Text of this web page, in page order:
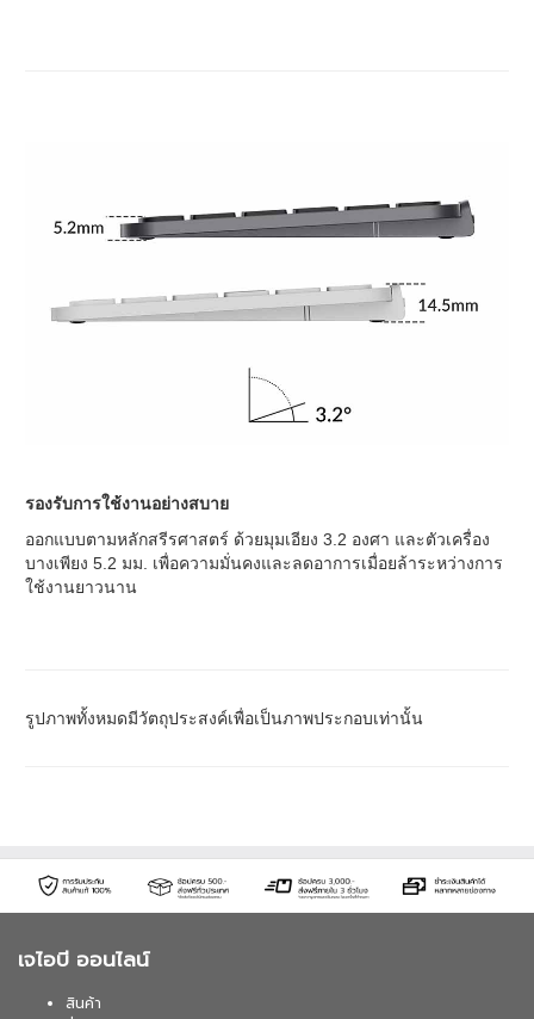
รองรับการใช้งานอย่างสบาย
ออกแบบตามหลักสรีรศาสตร์ ด้วยมุมเอียง 3.2 องศา และตัวเครื่อง
บางเพียง 5.2 มม. เพื่อความมั่นคงและลดอาการเมื่อยล้าระหว่างการ
ใช้งานยาวนาน
รูปภาพทั้งหมดมีวัตถุประสงค์เพื่อเป็นภาพประกอบเท่านั้น
เจไอบี ออนไลน์
สินค้า